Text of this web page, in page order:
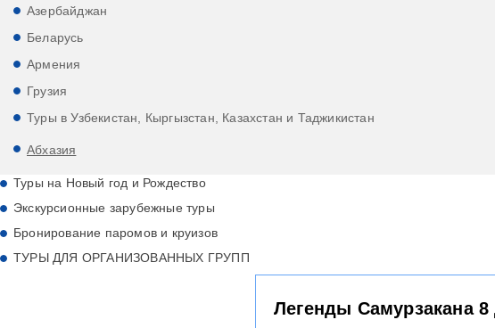
Азербайджан
Беларусь
Армения
Грузия
Туры в Узбекистан, Кыргызстан, Казахстан и Таджикистан
Абхазия
Туры на Новый год и Рождество
Экскурсионные зарубежные туры
Бронирование паромов и круизов
ТУРЫ ДЛЯ ОРГАНИЗОВАННЫХ ГРУПП
Легенды Самурзакана 8